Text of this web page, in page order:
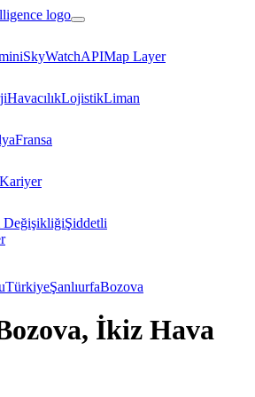
SkyWatchAPIMap Layer
HavacılıkLojistikLiman
Fransa
Kariyer
Şiddetli
TürkiyeŞanlıurfaBozova
İkiz Hava